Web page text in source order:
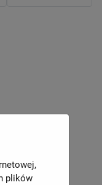
plików